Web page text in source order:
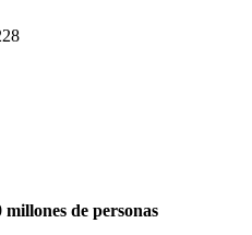
millones de personas